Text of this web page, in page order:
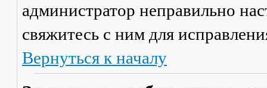
администратор неправильно
свяжитесь с ним для
Вернуться к началу